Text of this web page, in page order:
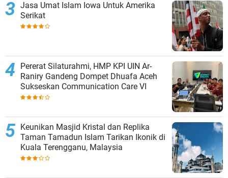
Jasa Umat Islam Iowa Untuk Amerika
Serikat
Pererat Silaturahmi, HMP KPI UIN Ar-
Raniry Gandeng Dompet Dhuafa Aceh
Sukseskan Communication Care VI
Keunikan Masjid Kristal dan Replika
Taman Tamadun Islam Tarikan Ikonik di
Kuala Terengganu, Malaysia